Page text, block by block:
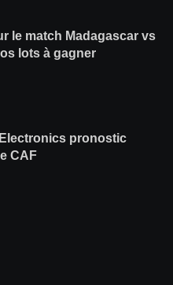
le match Madagascar vs
lots à gagner
pronostic
CAF